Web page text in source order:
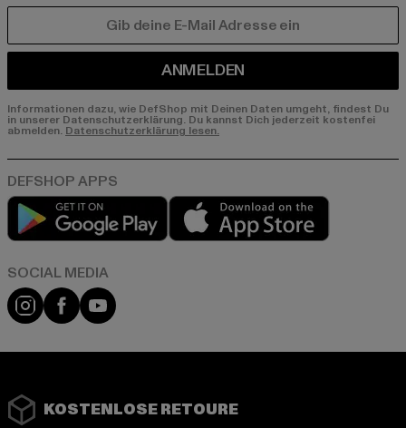
ANMELDEN
Informationen dazu, wie DefShop mit Deinen Daten umgeht, findest Du
in unserer Datenschutzerklärung. Du kannst Dich jederzeit kostenfei
abmelden. Datenschutzerklärung lesen.
Play market
Instagram
FacebookYouTube
KOSTENLOSE RETOURE